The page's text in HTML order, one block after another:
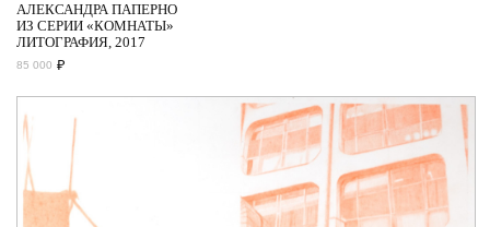
АЛЕКСАНДРА ПАПЕРНО
ИЗ СЕРИИ «КОМНАТЫ»
ЛИТОГРАФИЯ, 2017
85 000 ₽